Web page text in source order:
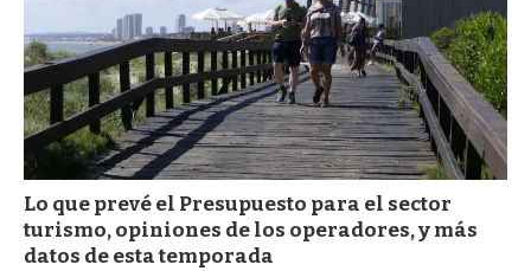
Lo que prevé el Presupuesto para el sector
turismo, opiniones de los operadores, y más
datos de esta temporada